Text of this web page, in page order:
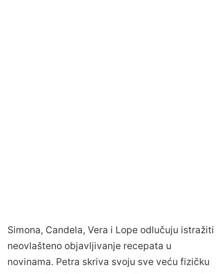
Simona, Candela, Vera i Lope odlučuju istražiti
neovlašteno objavljivanje recepata u
novinama. Petra skriva svoju sve veću fizičku